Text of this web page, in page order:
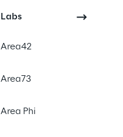
Labs
Area42
Area73
Area Phi